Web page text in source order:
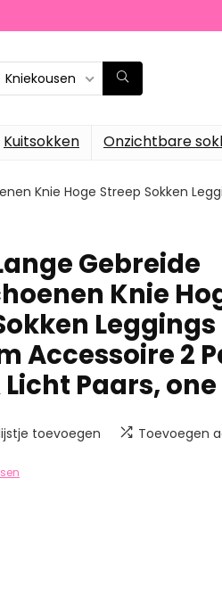
Kniekousen
Kuitsokken Onzichtbare
Knie Hoge Streep Sokken
Gebreide
Knie
Accessoire 2
Paars, one
toevoegen Toevoegen